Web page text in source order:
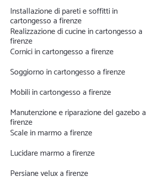
Installazione di pareti e soffitti in
cartongesso a firenze
Realizzazione di cucine in cartongesso a
firenze
Cornici in cartongesso a firenze
Soggiorno in cartongesso a firenze
Mobili in cartongesso a firenze
Manutenzione e riparazione del gazebo a
firenze
Scale in marmo a firenze
Lucidare marmo a firenze
Persiane velux a firenze